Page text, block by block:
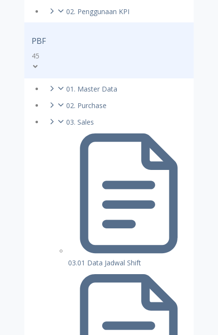
02. Penggunaan KPI
PBF
45
01. Master Data
02. Purchase
03. Sales
03.01 Data Jadwal Shift